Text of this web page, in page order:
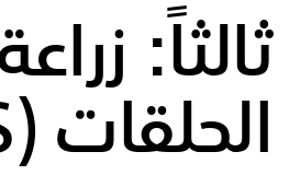
ثالثاً:
الحلقات (ICRS)